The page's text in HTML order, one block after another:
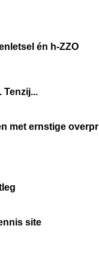
én h-ZZO
met ernstige
site